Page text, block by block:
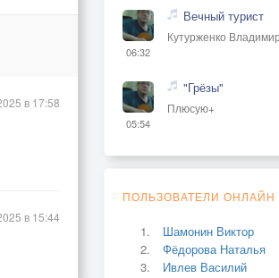
в 17:58
в 15:44
06:32
Вечный турист
Кутурженко
05:54
"Грёзы"
Плюсую+
ПОЛЬЗОВАТЕЛИ ОНЛАЙН
Шамонин Виктор
Фёдорова Наталья
Ивлев Василий